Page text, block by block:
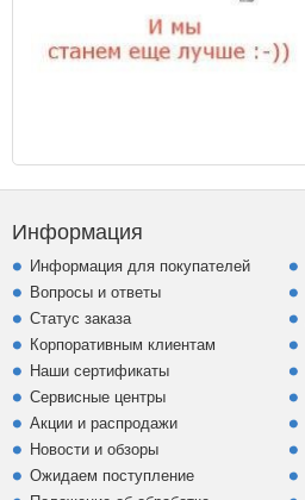
Информация
Информация для покупателей
Вопросы и ответы
Статус заказа
Корпоративным клиентам
Наши сертификаты
Сервисные центры
Акции и распродажи
Новости и обзоры
Ожидаем поступление